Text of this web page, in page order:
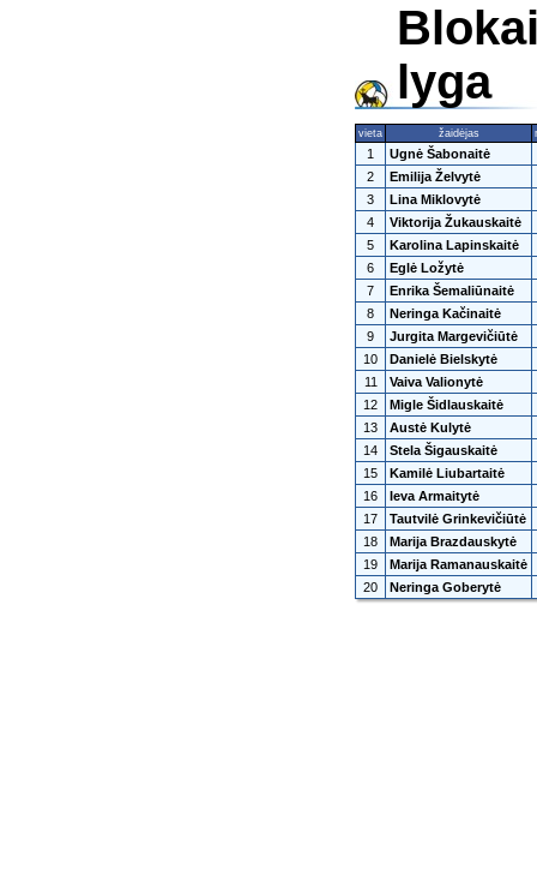
lyga
vieta žaidėjas
1
Ugnė Šabonaitė
2
Emilija Želvytė
3
Lina Miklovytė
4
Viktorija Žukauskaitė
5
Karolina Lapinskaitė
6
Eglė Ložytė
7
Enrika Šemaliūnaitė
8
Neringa Kačinaitė
9
Jurgita Margevičiūtė
10
Danielė Bielskytė
11
Vaiva Valionytė
12
Migle Šidlauskaitė
13
Austė Kulytė
14
Stela Šigauskaitė
15
Kamilė Liubartaitė
16
Ieva Armaitytė
17
Tautvilė Grinkevičiūtė
18
Marija Brazdauskytė
19
Marija Ramanauskaitė
20
Neringa Goberytė